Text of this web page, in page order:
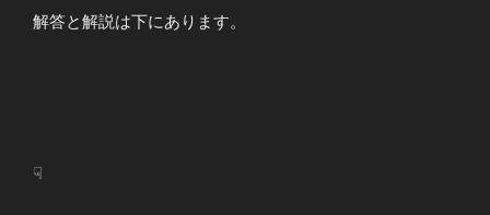
解答と解説は下にあります。
☟